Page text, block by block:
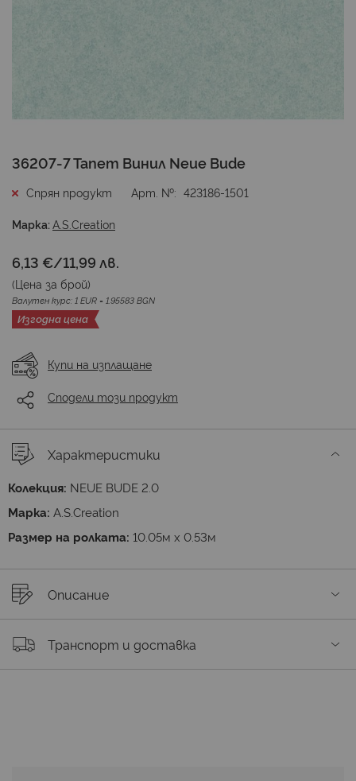
Преминете
началото
галерия
снимки
36207-7 Тапет Винил Neue Bude
Спрян продукт Арт. № 423186-1501
Марка:A.S.Creation
6,13 €/11,99 лв.
(Цена за брой)
Валутен курс: 1 EUR = 1.95583 BGN
Изгодна цена
Купи на изплащане
Сподели този продукт
Характеристики
Колекция: NEUE BUDE 2.0
Марка: A.S.Creation
Размер на ролката: 10.05м х 0.53м
Описание
Транспорт и доставка